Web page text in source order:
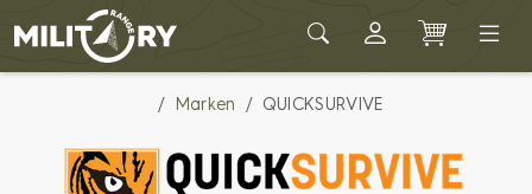
Army shop MILITARY RANGE
Marken QUICKSURVIVE